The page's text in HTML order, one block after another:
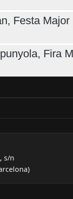
Festa
Fira
s/n